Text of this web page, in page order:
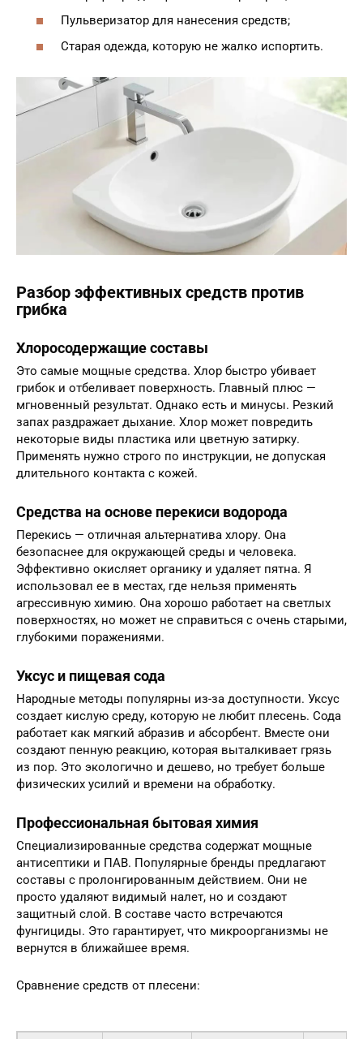
Пульверизатор для нанесения средств;
Старая одежда, которую не жалко испортить.
Разбор эффективных средств против
грибка
Хлоросодержащие составы
Это самые мощные средства. Хлор быстро убивает
грибок и отбеливает поверхность. Главный плюс —
мгновенный результат. Однако есть и минусы. Резкий
запах раздражает дыхание. Хлор может повредить
некоторые виды пластика или цветную затирку.
Применять нужно строго по инструкции, не допуская
длительного контакта с кожей.
Средства на основе перекиси водорода
Перекись — отличная альтернатива хлору. Она
безопаснее для окружающей среды и человека.
Эффективно окисляет органику и удаляет пятна. Я
использовал ее в местах, где нельзя применять
агрессивную химию. Она хорошо работает на светлых
поверхностях, но может не справиться с очень старыми,
глубокими поражениями.
Уксус и пищевая сода
Народные методы популярны из-за доступности. Уксус
создает кислую среду, которую не любит плесень. Сода
работает как мягкий абразив и абсорбент. Вместе они
создают пенную реакцию, которая выталкивает грязь
из пор. Это экологично и дешево, но требует больше
физических усилий и времени на обработку.
Профессиональная бытовая химия
Специализированные средства содержат мощные
антисептики и ПАВ. Популярные бренды предлагают
составы с пролонгированным действием. Они не
просто удаляют видимый налет, но и создают
защитный слой. В составе часто встречаются
фунгициды. Это гарантирует, что микроорганизмы не
вернутся в ближайшее время.
Сравнение средств от плесени: